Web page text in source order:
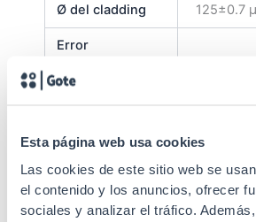
Esta página web usa cookies
Las cookies de este sitio web se
el contenido y los anuncios, ofrecer
sociales y analizar el tráfico.
Ø del cladding 125±0.7
Error
cladding
revestimiento
No circularidad
revest.